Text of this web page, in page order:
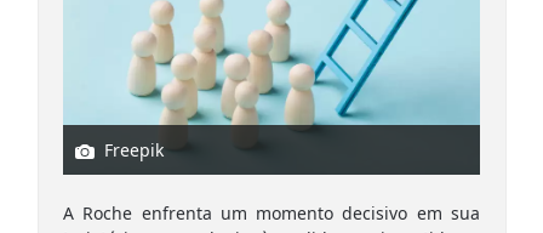
Freepik
A Roche enfrenta um momento decisivo em sua